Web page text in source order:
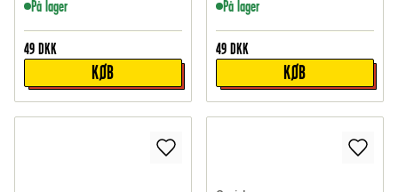
På lager
49 DKK
KØB
På lager
49 DKK
KØB